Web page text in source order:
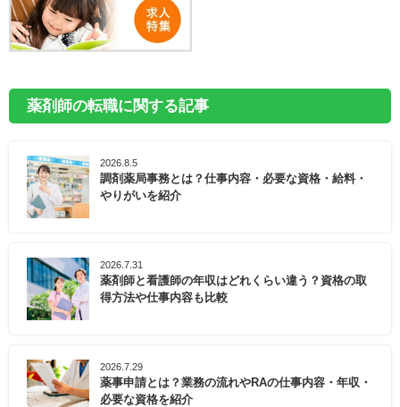
薬剤師の転職に関する記事
2026.8.5
調剤薬局事務とは？仕事内容・必要な資格・給料・
やりがいを紹介
2026.7.31
薬剤師と看護師の年収はどれくらい違う？資格の取
得方法や仕事内容も比較
2026.7.29
薬事申請とは？業務の流れやRAの仕事内容・年収・
必要な資格を紹介